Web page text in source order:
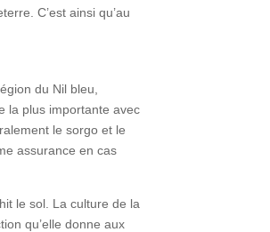
C’est ainsi qu’au
du Nil bleu,
la plus importante avec
le sorgo et le
assurance en cas
le sol. La culture de la
qu’elle donne aux